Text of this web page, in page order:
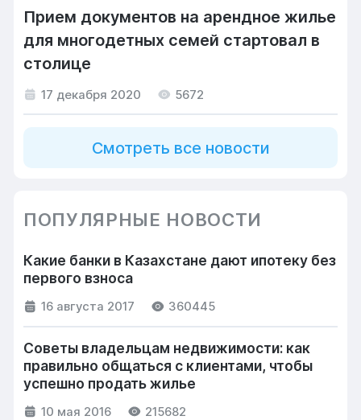
Прием документов на арендное жилье
для многодетных семей стартовал в
столице
17 декабря 2020 5672
Смотреть все новости
ПОПУЛЯРНЫЕ НОВОСТИ
Какие банки в Казахстане дают ипотеку без
первого взноса
16 августа 2017 360445
Советы владельцам недвижимости: как
правильно общаться с клиентами, чтобы
успешно продать жилье
10 мая 2016 215682